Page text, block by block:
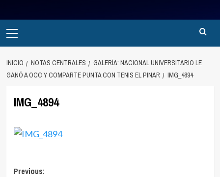
principal
INICIO NOTAS CENTRALES
GALERÍA: NACIONAL UNIVERSITARIO LE
GANÓ A OCC Y COMPARTE PUNTA CON TENIS EL PINAR
IMG_4894
IMG_4894
Navegación
Previous: